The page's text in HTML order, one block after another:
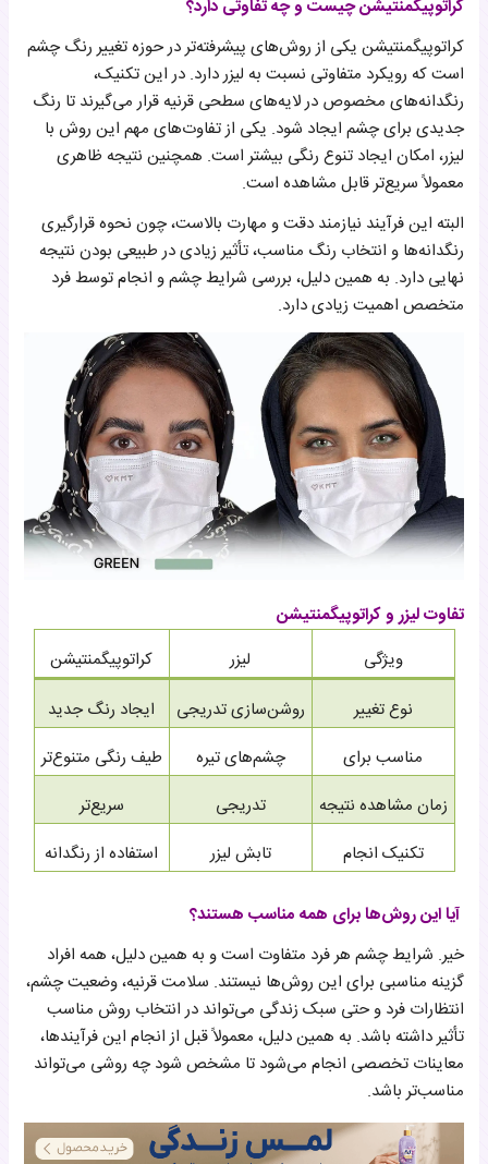
کراتوپیگمنتیشن چیست و چه تفاوتی دارد؟
کراتوپیگمنتیشن یکی از روش‌های پیشرفته‌تر در حوزه تغییر رنگ چشم
است که رویکرد متفاوتی نسبت به لیزر دارد. در این تکنیک،
رنگدانه‌های مخصوص در لایه‌های سطحی قرنیه قرار می‌گیرند تا رنگ
جدیدی برای چشم ایجاد شود. یکی از تفاوت‌های مهم این روش با
لیزر، امکان ایجاد تنوع رنگی بیشتر است. همچنین نتیجه ظاهری
معمولاً سریع‌تر قابل مشاهده است.
البته این فرآیند نیازمند دقت و مهارت بالاست، چون نحوه قرارگیری
رنگدانه‌ها و انتخاب رنگ مناسب، تأثیر زیادی در طبیعی بودن نتیجه
نهایی دارد. به همین دلیل، بررسی شرایط چشم و انجام توسط فرد
متخصص اهمیت زیادی دارد.
تفاوت لیزر و کراتوپیگمنتیشن
ویژگی
لیزر
کراتوپیگمنتیشن
نوع تغییر
روشن‌سازی تدریجی
ایجاد رنگ جدید
مناسب برای
چشم‌های تیره
طیف رنگی متنوع‌تر
زمان مشاهده نتیجه
تدریجی
سریع‌تر
تکنیک انجام
تابش لیزر استفاده از رنگدانه
آیا این روش‌ها برای همه مناسب هستند؟
خیر. شرایط چشم هر فرد متفاوت است و به همین دلیل، همه افراد
گزینه مناسبی برای این روش‌ها نیستند. سلامت قرنیه، وضعیت چشم،
انتظارات فرد و حتی سبک زندگی می‌تواند در انتخاب روش مناسب
تأثیر داشته باشد. به همین دلیل، معمولاً قبل از انجام این فرآیندها،
معاینات تخصصی انجام می‌شود تا مشخص شود چه روشی می‌تواند
مناسب‌تر باشد.